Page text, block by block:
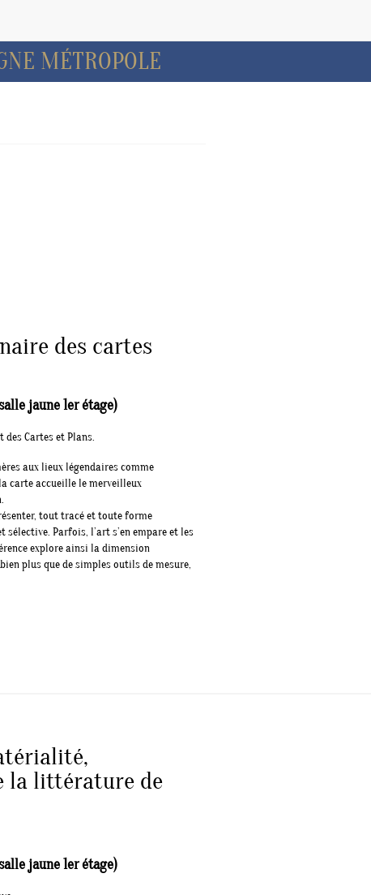
MÉTROPOLE
des cartes
jaune 1er étage)
des Cartes et Plans.
aux lieux légendaires comme
carte accueille le merveilleux
tout tracé et toute forme
Parfois, l’art s’en empare et les
explore ainsi la dimension
plus que de simples outils de mesure,
la littérature de
jaune 1er étage)